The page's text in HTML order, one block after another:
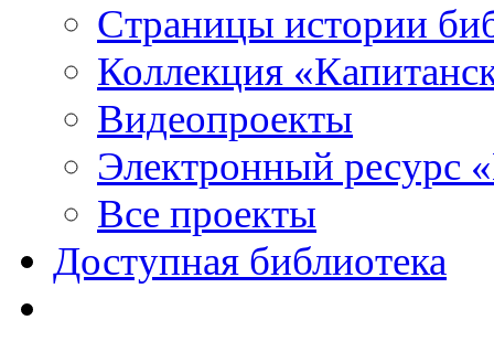
Страницы истории
Коллекция
Видеопроекты
Электронный ресурс
Все проекты
Доступная библиотека